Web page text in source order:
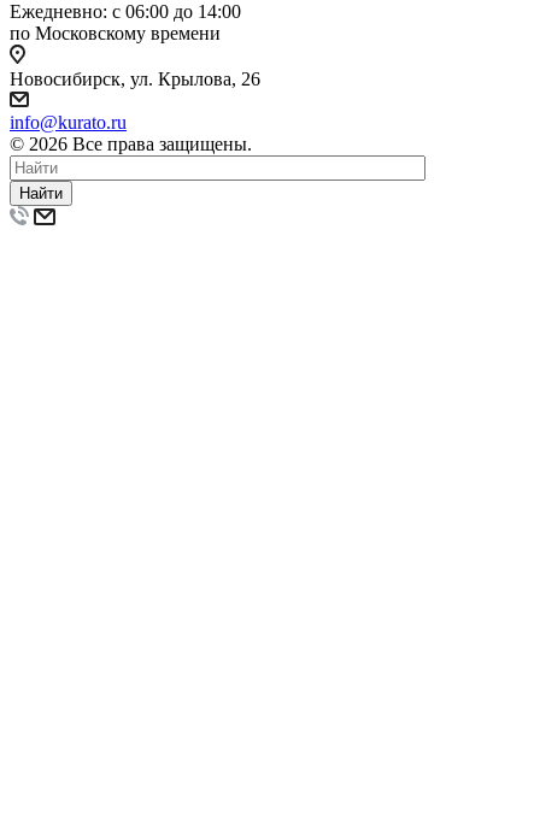
Ежедневно: с 06:00 до 14:00
по Московскому времени
Новосибирск, ул. Крылова, 26
info@kurato.ru
© 2026 Все права защищены.
Найти